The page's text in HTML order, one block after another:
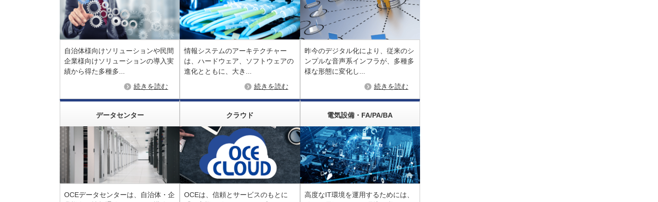
自治体様向けソリューションや民間
企業様向けソリューションの導入実
績から得た多種多...
続きを読む
情報システムのアーキテクチャー
は、ハードウェア、ソフトウェアの
進化とともに、大き...
続きを読む
昨今のデジタル化により、従来のシ
ンプルな音声系インフラが、多種多
様な形態に変化し...
続きを読む
データセンター
OCEデータセンターは、自治体・企
クラウド
OCEは、信頼とサービスのもとに
電気設備・FA/PA/BA
高度なIT環境を運用するためには、